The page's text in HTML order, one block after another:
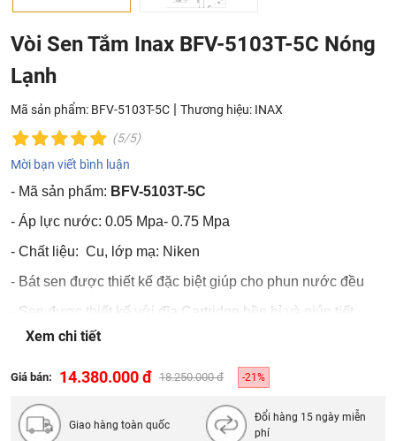
Vòi Sen Tắm Inax BFV-5103T-5C Nóng
Lạnh
Mã sản phẩm: BFV-5103T-5C | Thương hiệu: INAX
(5/5)
Mời bạn viết bình luận
- Mã sản phẩm: BFV-5103T-5C
- Áp lực nước: 0.05 Mpa- 0.75 Mpa
- Chất liệu: Cu, lớp mạ: Niken
- Bát sen được thiết kế đặc biệt giúp cho phun nước đều
- Sen được thiết kế với đĩa Cartridge bền bỉ và giúp tiết
kiệm nước
Xem chi tiết
Giá bán: 14.380.000 đ 18.250.000 đ -21%
Giao hàng toàn quốc
Đổi hàng 15 ngày miễn
phí